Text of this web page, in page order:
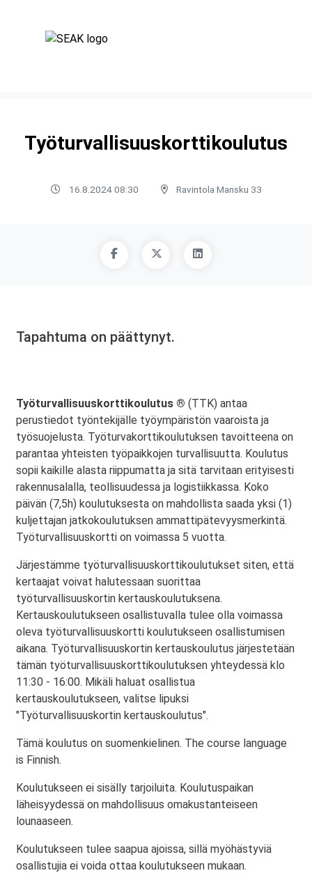
Työturvallisuuskorttikoulutus
16.8.2024 08:30 Ravintola Mansku 33
Tapahtuma on päättynyt.
Työturvallisuuskorttikoulutus ® (TTK) antaa
perustiedot työntekijälle työympäristön vaaroista ja
työsuojelusta. Työturvakorttikoulutuksen tavoitteena on
parantaa yhteisten työpaikkojen turvallisuutta. Koulutus
sopii kaikille alasta riippumatta ja sitä tarvitaan erityisesti
rakennusalalla, teollisuudessa ja logistiikkassa. Koko
päivän (7,5h) koulutuksesta on mahdollista saada yksi (1)
kuljettajan jatkokoulutuksen ammattipätevyysmerkintä.
Työturvallisuuskortti on voimassa 5 vuotta.
Järjestämme työturvallisuuskorttikoulutukset siten, että
kertaajat voivat halutessaan suorittaa
työturvallisuuskortin kertauskoulutuksena.
Kertauskoulutukseen osallistuvalla tulee olla voimassa
oleva työturvallisuuskortti koulutukseen osallistumisen
aikana. Työturvallisuuskortin kertauskoulutus järjestetään
tämän työturvallisuuskorttikoulutuksen yhteydessä klo
11:30 - 16:00. Mikäli haluat osallistua
kertauskoulutukseen, valitse lipuksi
"Työturvallisuuskortin kertauskoulutus".
Tämä koulutus on suomenkielinen. The course language
is Finnish.
Koulutukseen ei sisälly tarjoiluita. Koulutuspaikan
läheisyydessä on mahdollisuus omakustanteiseen
lounaaseen.
Koulutukseen tulee saapua ajoissa, sillä myöhästyviä
osallistujia ei voida ottaa koulutukseen mukaan.